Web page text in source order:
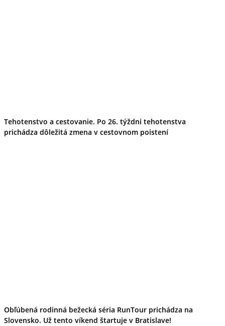
Tehotenstvo a cestovanie. Po 26. týždni tehotenstva
prichádza dôležitá zmena v cestovnom poistení
Obľúbená rodinná bežecká séria RunTour prichádza na
Slovensko. Už tento víkend štartuje v Bratislave!